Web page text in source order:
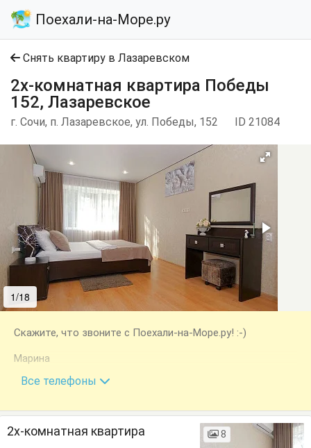
Поехали-на-Море.ру
Снять квартиру в Лазаревском
2х-комнатная квартира Победы
152, Лазаревское
г. Сочи, п. Лазаревское, ул. Победы, 152 ID 21084
1/18
Скажите, что звоните с Поехали-на-Море.ру! :-)
Марина
+7 (988) 237-92-90
Все телефоны
2х-комнатная квартира 8